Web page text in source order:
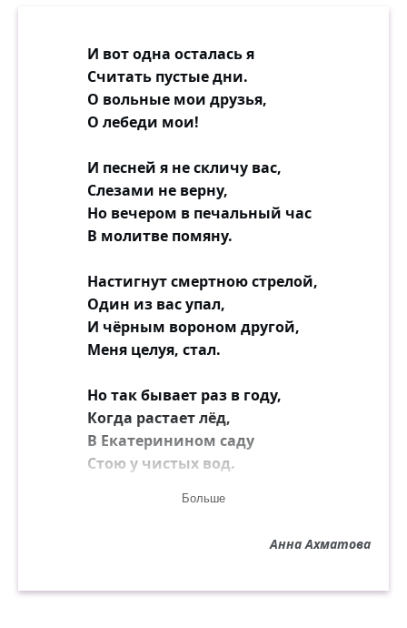
И вот одна осталась я
Считать пустые дни.
О вольные мои друзья,
О лебеди мои!
И песней я не скличу вас,
Слезами не верну,
Но вечером в печальный час
В молитве помяну.
Настигнут смертною стрелой,
Один из вас упал,
И чёрным вороном другой,
Меня целуя, стал.
Но так бывает раз в году,
Когда растает лёд,
В Екатеринином саду
Стою у чистых вод.
И слышу плеск широких крыл
Не знаю, кто окно раскрыл
Больше
Анна Ахматова